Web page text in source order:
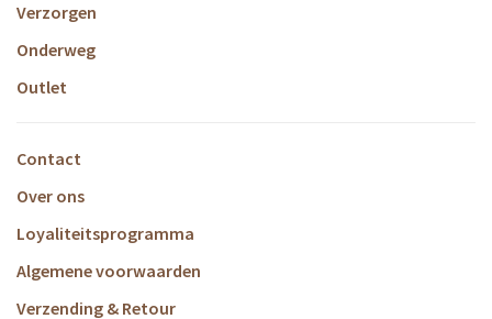
Verzorgen
Onderweg
Outlet
Contact
Over ons
Loyaliteitsprogramma
Algemene voorwaarden
Verzending & Retour